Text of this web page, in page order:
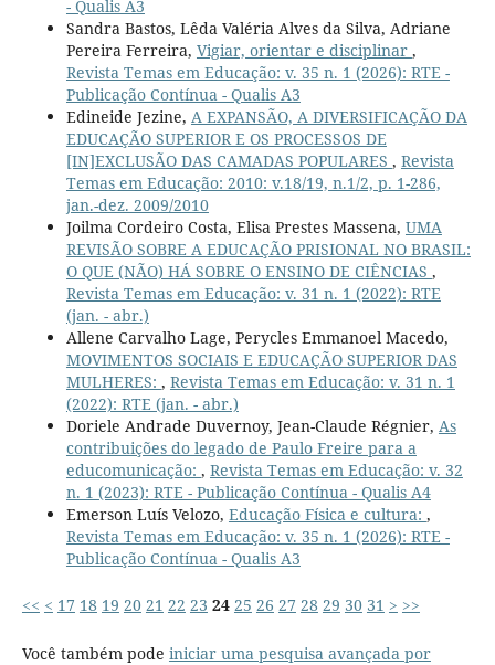
- Qualis A3
Sandra Bastos, Lêda Valéria Alves da Silva, Adriane
Pereira Ferreira, Vigiar, orientar e disciplinar ,
Revista Temas em Educação: v. 35 n. 1 (2026): RTE -
Publicação Contínua - Qualis A3
Edineide Jezine, A EXPANSÃO, A DIVERSIFICAÇÃO DA
EDUCAÇÃO SUPERIOR E OS PROCESSOS DE
[IN]EXCLUSÃO DAS CAMADAS POPULARES , Revista
Temas em Educação: 2010: v.18/19, n.1/2, p. 1-286,
jan.-dez. 2009/2010
Joilma Cordeiro Costa, Elisa Prestes Massena, UMA
REVISÃO SOBRE A EDUCAÇÃO PRISIONAL NO BRASIL:
O QUE (NÃO) HÁ SOBRE O ENSINO DE CIÊNCIAS ,
Revista Temas em Educação: v. 31 n. 1 (2022): RTE
(jan. - abr.)
Allene Carvalho Lage, Perycles Emmanoel Macedo,
MOVIMENTOS SOCIAIS E EDUCAÇÃO SUPERIOR DAS
MULHERES: , Revista Temas em Educação: v. 31 n. 1
(2022): RTE (jan. - abr.)
Doriele Andrade Duvernoy, Jean-Claude Régnier, As
contribuições do legado de Paulo Freire para a
educomunicação: , Revista Temas em Educação: v. 32
n. 1 (2023): RTE - Publicação Contínua - Qualis A4
Emerson Luís Velozo, Educação Física e cultura: ,
Revista Temas em Educação: v. 35 n. 1 (2026): RTE -
Publicação Contínua - Qualis A3
<< < 17 18 19 20 21 22 23 24 25 26 27 28 29 30 31 > >>
Você também pode iniciar uma pesquisa avançada por